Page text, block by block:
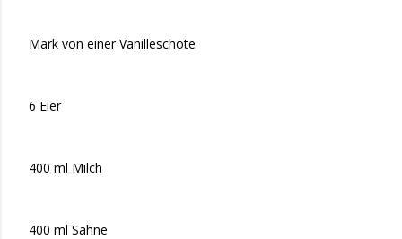
Mark von einer Vanilleschote
6 Eier
400 ml Milch
400 ml Sahne